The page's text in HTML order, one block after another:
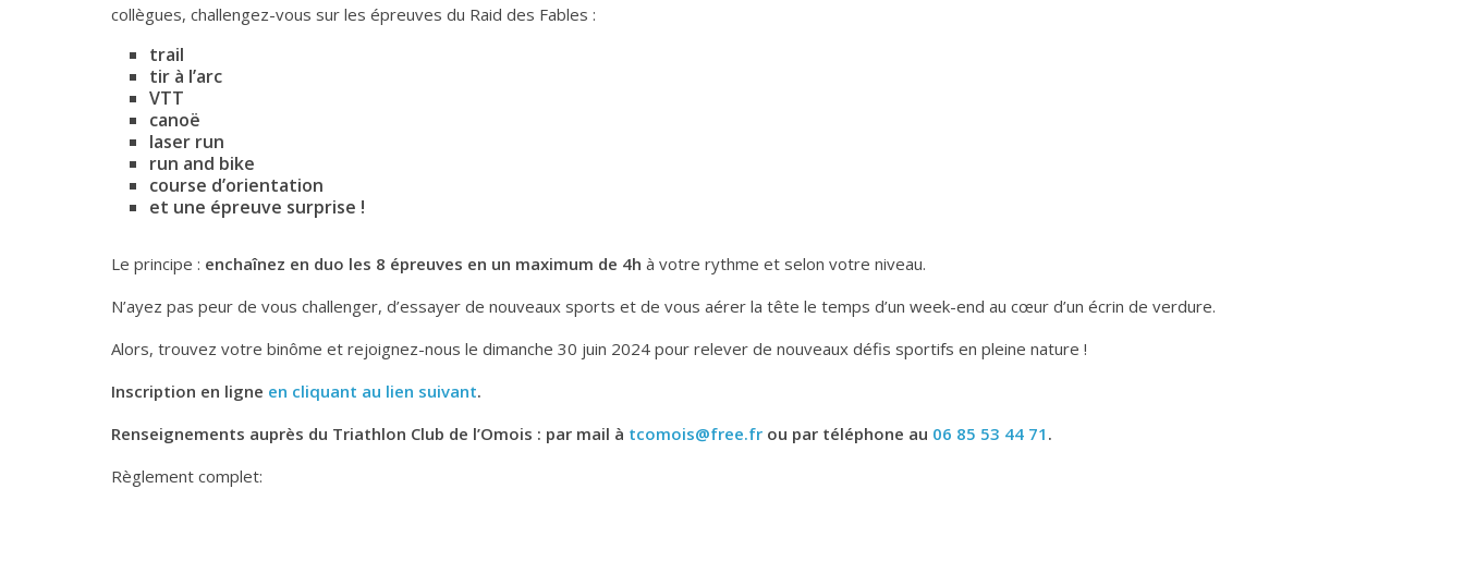
collègues, challengez-vous sur les épreuves du Raid des Fables :
trail
tir à l’arc
VTT
canoë
laser run
run and bike
course d’orientation
et une épreuve surprise !
Le principe : enchaînez en duo les 8 épreuves en un maximum de 4h à votre rythme et selon votre niveau.
N’ayez pas peur de vous challenger, d’essayer de nouveaux sports et de vous aérer la tête le temps d’un week-end au cœur d’un écrin de verdure.
Alors, trouvez votre binôme et rejoignez-nous le dimanche 30 juin 2024 pour relever de nouveaux défis sportifs en pleine nature !
Inscription en ligne en cliquant au lien suivant.
Renseignements auprès du Triathlon Club de l’Omois : par mail à tcomois@free.fr ou par téléphone au 06 85 53 44 71 .
Règlement complet: